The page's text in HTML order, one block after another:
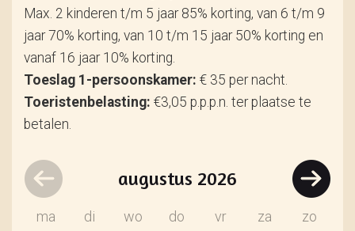
Max. 2 kinderen t/m 5 jaar 85% korting, van 6 t/m 9
jaar 70% korting, van 10 t/m 15 jaar 50% korting en
vanaf 16 jaar 10% korting.
Toeslag 1-persoonskamer: € 35 per nacht.
Toeristenbelasting: €3,05 p.p.p.n. ter plaatse te
betalen.
augustus 2026
ma di wo do vr za zo